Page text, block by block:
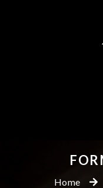
Home